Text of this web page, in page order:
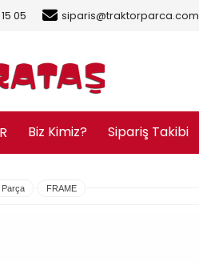
05 siparis@traktorparca.com
Biz Kimiz? Sipariş Takibi
Parça FRAME